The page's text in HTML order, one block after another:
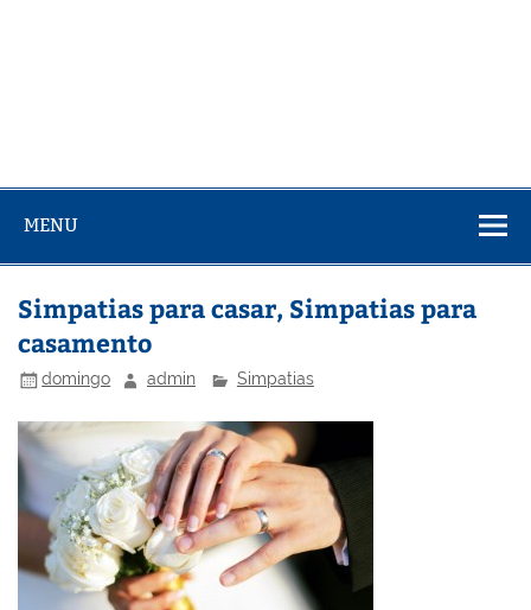
MENU
Simpatias para casar, Simpatias para
casamento
domingo admin Simpatias